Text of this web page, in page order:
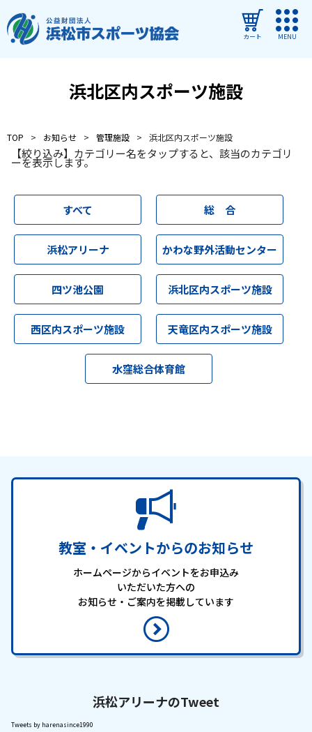
カート MENU
ご利用ガイド
協会について
管理施設
教室・イベントからのお知らせ
浜松市民スポーツ祭
お知らせ
個人情報の取り扱いに関する基本方針 特定商取引法に基づく表記
浜松スポーツ協会に関する
教室・イベントに関するお問い合わせは、
各教室・イベントページの問い合わせ先までお願いいたします。
浜北区内スポーツ施設
TOP お知らせ 管理施設 浜北区内スポーツ施設
【絞り込み】カテゴリー名をタップすると、該当のカテゴリ
ーを表示します。
すべて 総 合
浜松アリーナ かわな野外活動センター
四ツ池公園 浜北区内スポーツ施設
西区内スポーツ施設 天竜区内スポーツ施設
水窪総合体育館
教室・イベントからのお知らせ
ホームページからイベントをお申込み
いただいた方への
お知らせ・ご案内を掲載しています
浜松アリーナのTweet
Tweets by harenasince1990